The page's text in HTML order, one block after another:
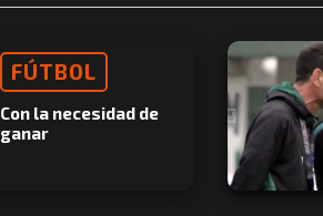
FÚTBOL
Con la necesidad de
ganar